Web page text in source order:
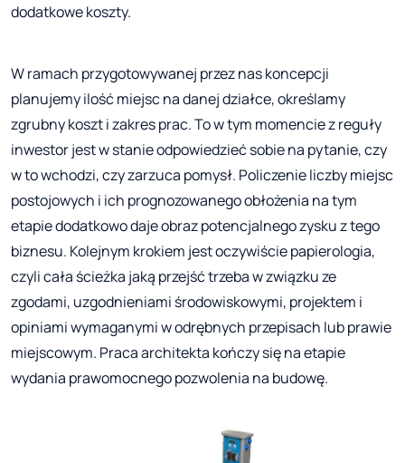
dodatkowe koszty.
W ramach przygotowywanej przez nas koncepcji
planujemy ilość miejsc na danej działce, określamy
zgrubny koszt i zakres prac. To w tym momencie z reguły
inwestor jest w stanie odpowiedzieć sobie na pytanie, czy
w to wchodzi, czy zarzuca pomysł. Policzenie liczby miejsc
postojowych i ich prognozowanego obłożenia na tym
etapie dodatkowo daje obraz potencjalnego zysku z tego
biznesu. Kolejnym krokiem jest oczywiście papierologia,
czyli cała ścieżka jaką przejść trzeba w związku ze
zgodami, uzgodnieniami środowiskowymi, projektem i
opiniami wymaganymi w odrębnych przepisach lub prawie
miejscowym. Praca architekta kończy się na etapie
wydania prawomocnego pozwolenia na budowę.